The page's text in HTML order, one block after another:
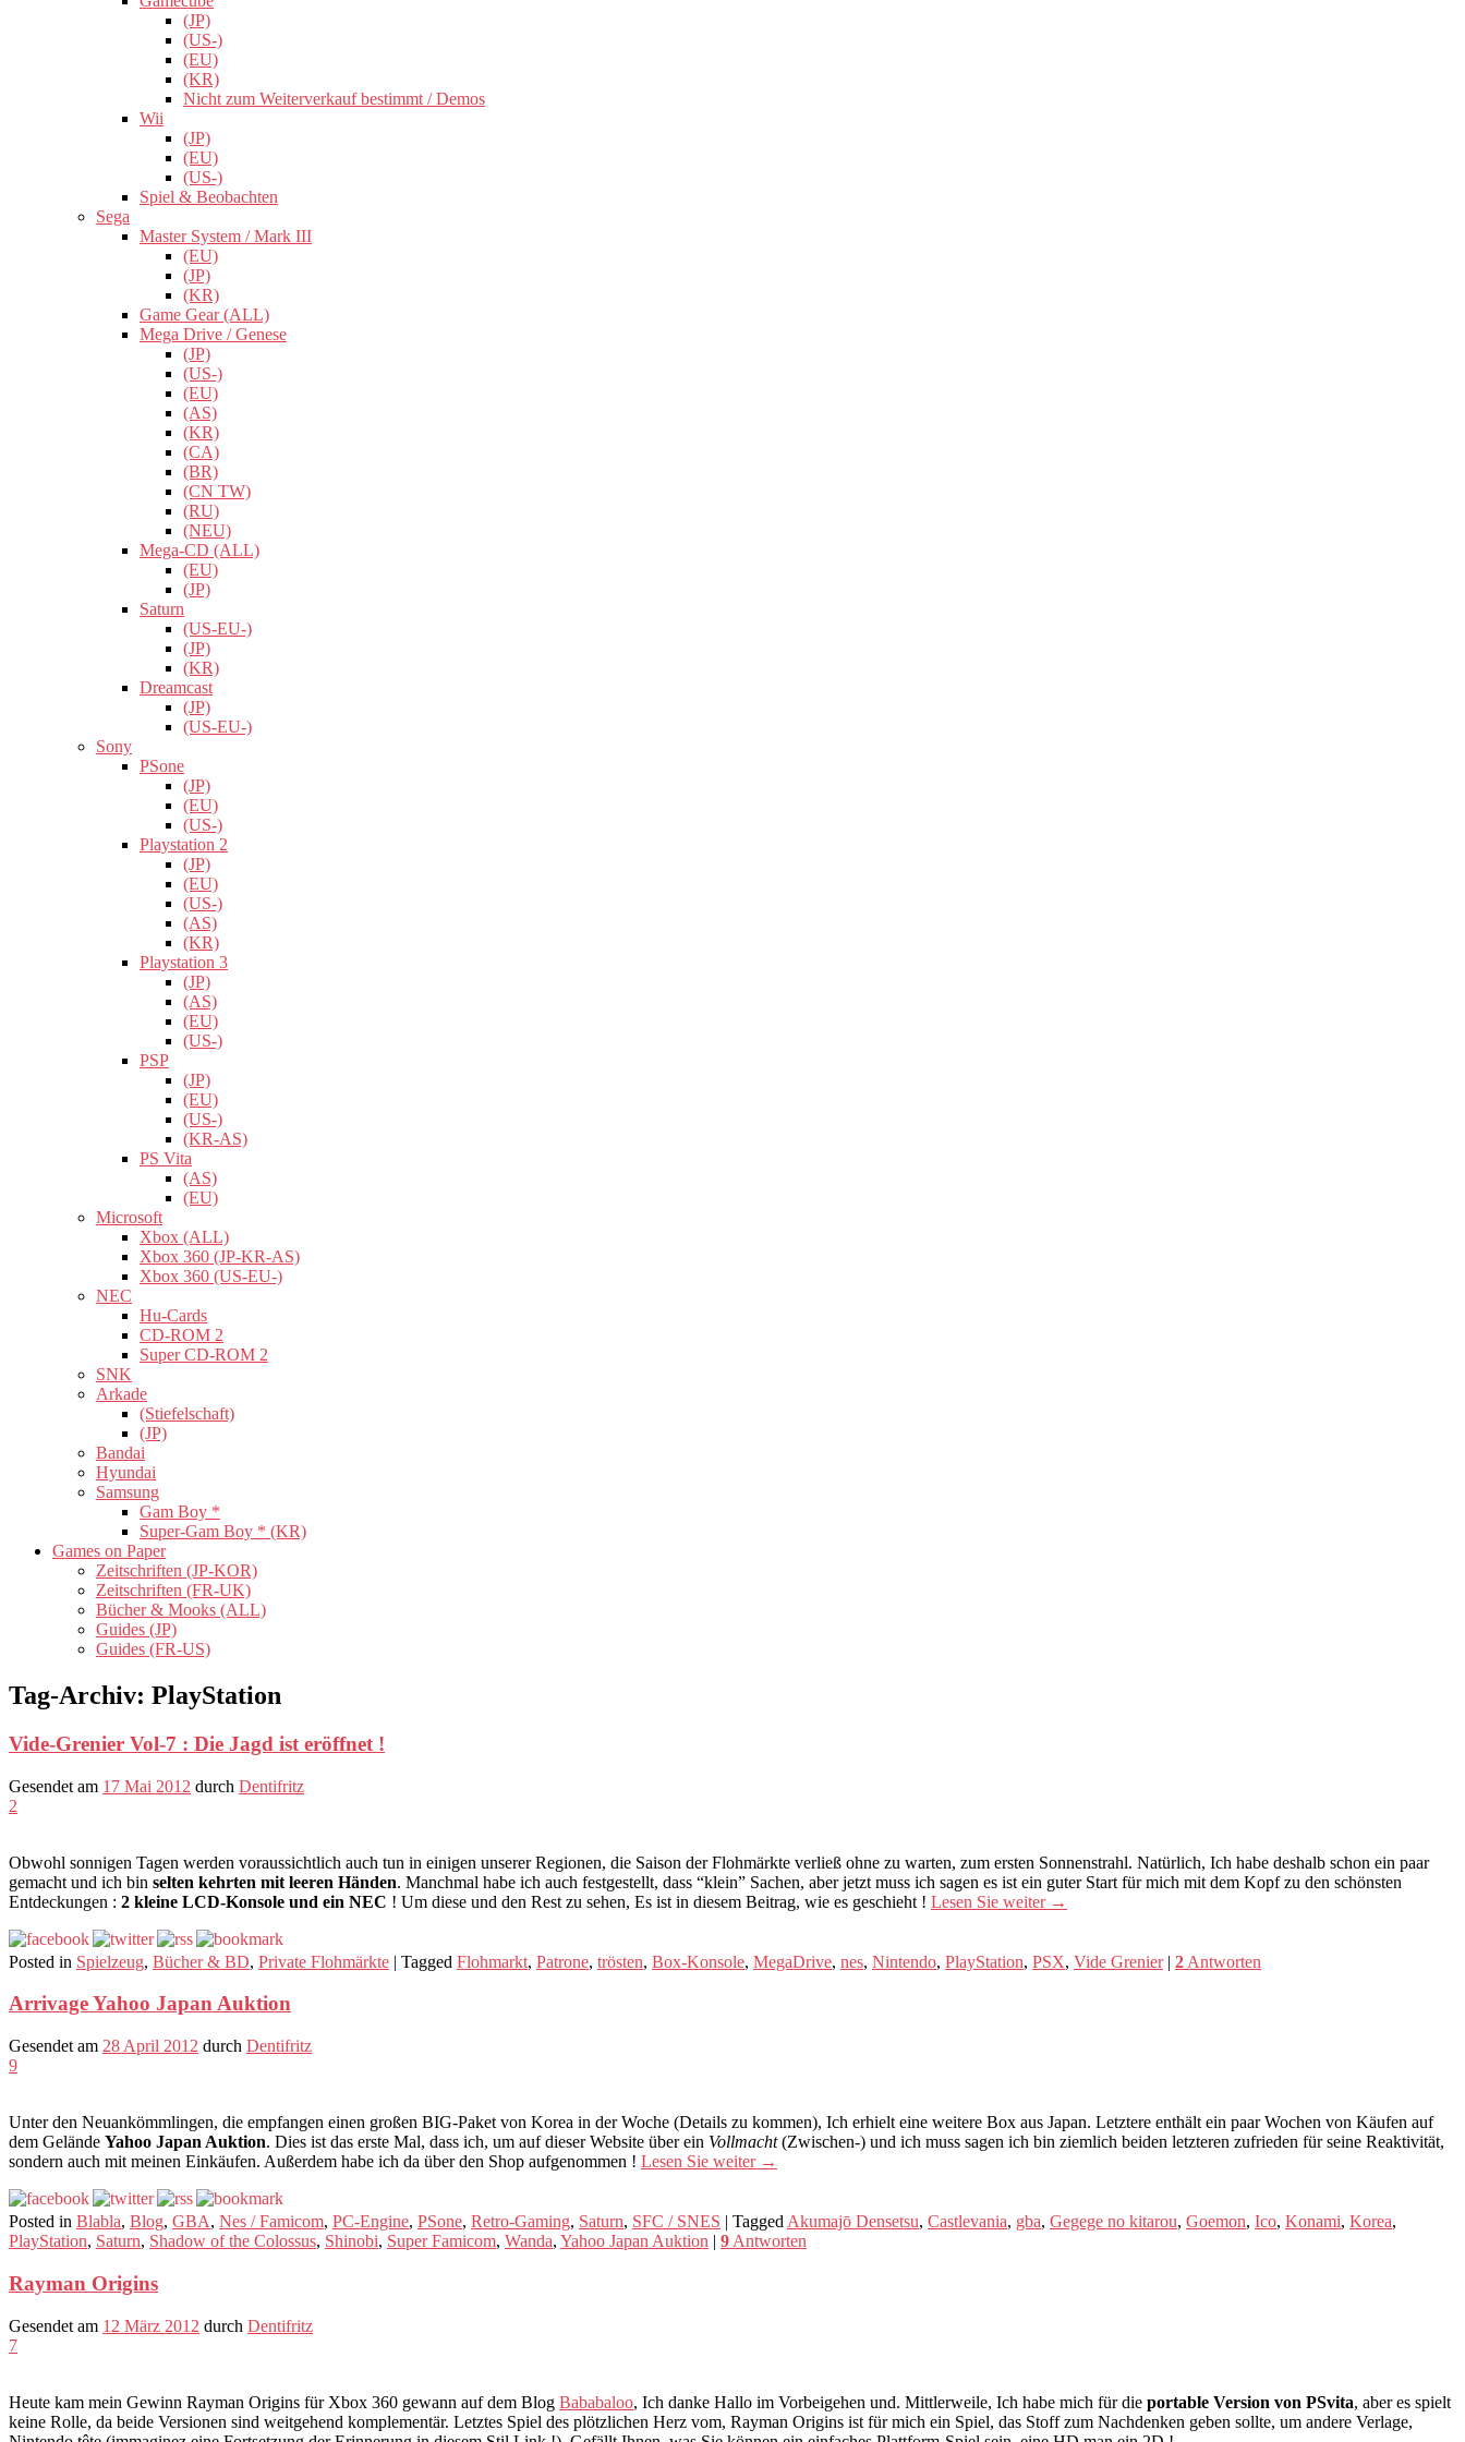
(JP)
(US-)
(EU)
(KR)
Nicht zum Weiterverkauf bestimmt / Demos
Wii
(JP)
(EU)
(US-)
Spiel & Beobachten
Sega
Master System / Mark III
(EU)
(JP)
(KR)
Game Gear (ALL)
Mega Drive / Genese
(JP)
(US-)
(EU)
(AS)
(KR)
(CA)
(BR)
(CN TW)
(RU)
(NEU)
Mega-CD (ALL)
(EU)
(JP)
Saturn
(US-EU-)
(JP)
(KR)
Dreamcast
(JP)
(US-EU-)
Sony
PSone
(JP)
(EU)
(US-)
Playstation 2
(JP)
(EU)
(US-)
(AS)
(KR)
Playstation 3
(JP)
(AS)
(EU)
(US-)
PSP
(JP)
(EU)
(US-)
(KR-AS)
PS Vita
(AS)
(EU)
Microsoft
Xbox (ALL)
Xbox 360 (JP-KR-AS)
Xbox 360 (US-EU-)
NEC
Hu-Cards
CD-ROM 2
Super CD-ROM 2
SNK
Arkade
(Stiefelschaft)
(JP)
Bandai
Hyundai
Samsung
Gam Boy *
Super-Gam Boy * (KR)
Games on Paper
Zeitschriften (JP-KOR)
Zeitschriften (FR-UK)
Bücher & Mooks (ALL)
Guides (JP)
Guides (FR-US)
Tag-Archiv: PlayStation
Vide-Grenier Vol-7 : Die Jagd ist eröffnet !
Gesendet am 17 Mai 2012 durch Dentifritz
2
Obwohl sonnigen Tagen werden voraussichtlich auch tun in einigen unserer Regionen, die Saison der Flohmärkte verließ ohne zu warten, zum ersten Sonnenstrahl. Natürlich, Ich habe deshalb schon ein paar
gemacht und ich bin selten kehrten mit leeren Händen. Manchmal habe ich auch festgestellt, dass “klein” Sachen, aber jetzt muss ich sagen es ist ein guter Start für mich mit dem Kopf zu den schönsten
Entdeckungen : 2 kleine LCD-Konsole und ein NEC ! Um diese und den Rest zu sehen, Es ist in diesem Beitrag, wie es geschieht ! Lesen Sie weiter →
Posted in Spielzeug, Bücher & BD, Private Flohmärkte | Tagged Flohmarkt, Patrone, trösten, Box-Konsole, MegaDrive, nes, Nintendo, PlayStation, PSX, Vide Grenier | 2 Antworten
Arrivage Yahoo Japan Auktion
Gesendet am 28 April 2012 durch Dentifritz
9
Unter den Neuankömmlingen, die empfangen einen großen BIG-Paket von Korea in der Woche (Details zu kommen), Ich erhielt eine weitere Box aus Japan. Letztere enthält ein paar Wochen von Käufen auf
dem Gelände Yahoo Japan Auktion. Dies ist das erste Mal, dass ich, um auf dieser Website über ein Vollmacht(Zwischen-) und ich muss sagen ich bin ziemlich beiden letzteren zufrieden für seine Reaktivität,
sondern auch mit meinen Einkäufen. Außerdem habe ich da über den Shop aufgenommen ! Lesen Sie weiter →
Posted in Blabla, Blog, GBA, Nes / Famicom, PC-Engine, PSone, Retro-Gaming, Saturn, SFC / SNES | Tagged Akumajō Densetsu, Castlevania, gba, Gegege no kitarou, Goemon, Ico, Konami, Korea,
PlayStation, Saturn, Shadow of the Colossus, Shinobi, Super Famicom, Wanda, Yahoo Japan Auktion | 9 Antworten
Rayman Origins
Gesendet am 12 März 2012 durch Dentifritz
7
Heute kam mein Gewinn Rayman Origins für Xbox 360 gewann auf dem Blog Bababaloo, Ich danke Hallo im Vorbeigehen und. Mittlerweile, Ich habe mich für die portable Version von PSvita, aber es spielt
keine Rolle, da beide Versionen sind weitgehend komplementär. Letztes Spiel des plötzlichen Herz vom, Rayman Origins ist für mich ein Spiel, das Stoff zum Nachdenken geben sollte, um andere Verlage,